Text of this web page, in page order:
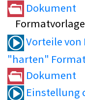
Dokument
Vorteile
"harten"
Dokument
Einstellung